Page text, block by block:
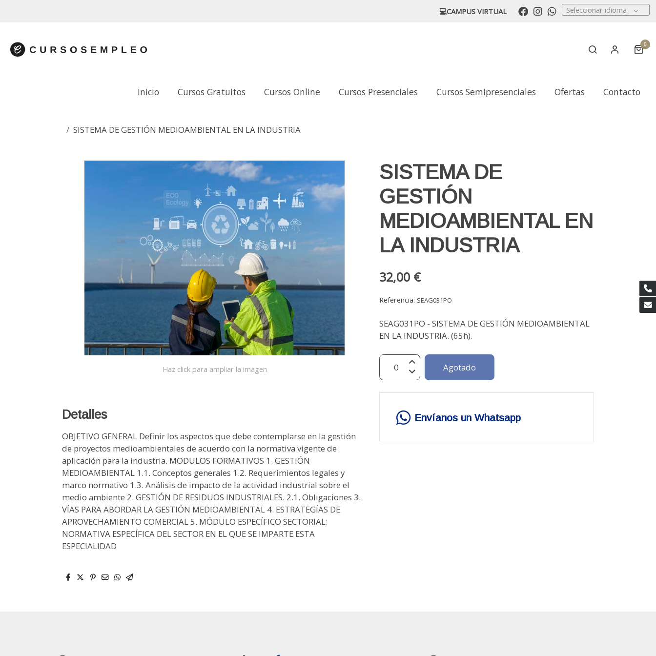
💻CAMPUS VIRTUAL Seleccionar idioma
0
Inicio Cursos Gratuitos Cursos Online Cursos Presenciales Cursos Semipresenciales Ofertas Contacto
SISTEMA DE GESTIÓN MEDIOAMBIENTAL EN LA INDUSTRIA
Haz click para ampliar la imagen
Detalles
OBJETIVO GENERAL Definir los aspectos que debe contemplarse en la gestión
de proyectos medioambientales de acuerdo con la normativa vigente de
aplicación para la industria. MODULOS FORMATIVOS 1. GESTIÓN
MEDIOAMBIENTAL 1.1. Conceptos generales 1.2. Requerimientos legales y
marco normativo 1.3. Análisis de impacto de la actividad industrial sobre el
medio ambiente 2. GESTIÓN DE RESIDUOS INDUSTRIALES. 2.1. Obligaciones 3.
VÍAS PARA ABORDAR LA GESTIÓN MEDIOAMBIENTAL 4. ESTRATEGÍAS DE
APROVECHAMIENTO COMERCIAL 5. MÓDULO ESPECÍFICO SECTORIAL:
NORMATIVA ESPECÍFICA DEL SECTOR EN EL QUE SE IMPARTE ESTA
ESPECIALIDAD
SISTEMA DE
GESTIÓN
MEDIOAMBIENTAL EN
LA INDUSTRIA
32,00 €
Referencia: SEAG031PO
SEAG031PO - SISTEMA DE GESTIÓN MEDIOAMBIENTAL
EN LA INDUSTRIA. (65h).
Agotado
Envíanos un Whatsapp